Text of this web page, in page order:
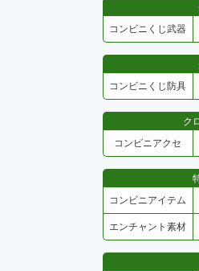
コンビニくじ武器
コンビニくじ防具
ク
コンビニアクセ
コンビニアイテム
エンチャント素材